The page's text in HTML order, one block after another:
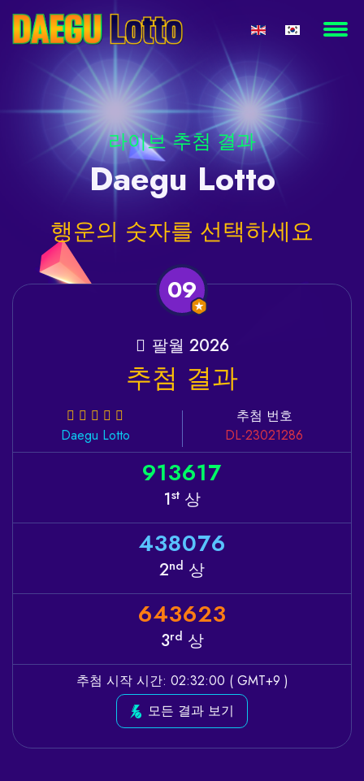
라이브 추첨 결과
Daegu Lotto
행운의 숫자를 선택하세요
09
팔월 2026
추첨 결과
Daegu Lotto
추첨 번호
DL-23021286
913617
1st상
438076
2nd 상
643623
3rd 상
추첨 시작 시간: 02:32:00 ( GMT+9 )
모든 결과 보기